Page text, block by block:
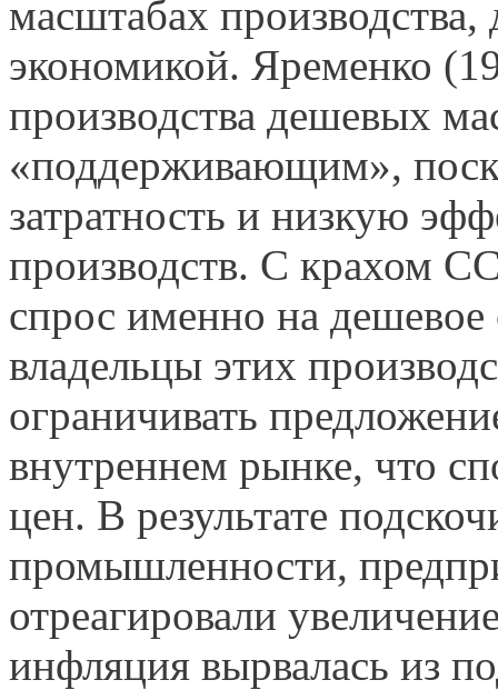
масштабах
экономикой. Яременко
производства дешевых
«поддерживающим»,
затратность и низкую
производств. С крахом
спрос именно на
владельцы этих
ограничивать
внутреннем рынке, что
цен. В результате
промышленности,
отреагировали
инфляция вырвалась из